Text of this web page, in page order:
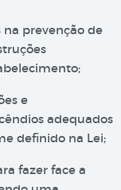
na prevenção de
e
adequados
definido na Lei;
fazer face a